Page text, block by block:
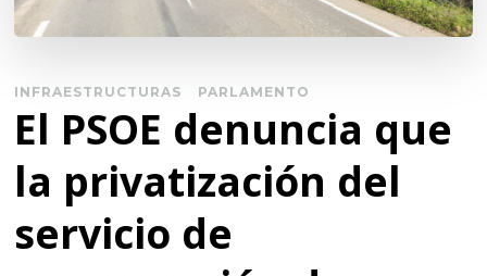
INFRAESTRUCTURAS PARLAMENTO
El PSOE denuncia que
la privatización del
servicio de